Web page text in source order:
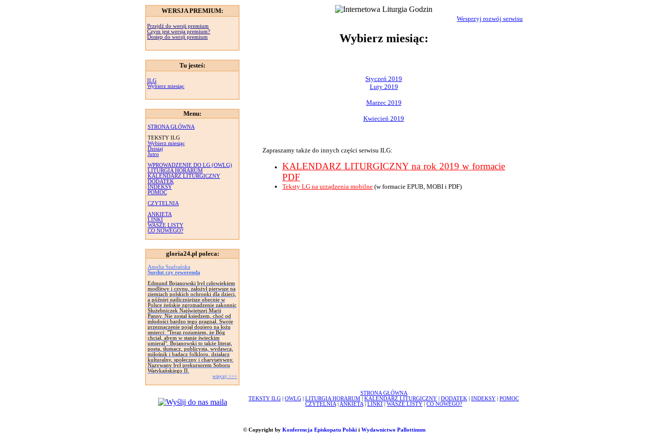
WERSJA PREMIUM:
Przejdź do wersji premium
Czym jest wersja premium?
Dostęp do wersji premium
Tu jesteś:
ILG
Wybierz miesiąc
Menu:
STRONA GŁÓWNA
TEKSTY ILG
Wybierz miesiąc
Dzisiaj
Jutro
WPROWADZENIE DO LG (OWLG)
LITURGIA HORARUM
KALENDARZ LITURGICZNY
DODATEK
INDEKSY
POMOC
CZYTELNIA
ANKIETA
LINKI
WASZE LISTY
CO NOWEGO?
gloria24.pl poleca:
Amelia Szafrańska
Surdut czy rewerenda
Edmund Bojanowski był człowiekiem
modlitwy i czynu, założył pierwsze na
ziemiach polskich ochronki dla dzieci,
a później najliczniejsze obecnie w
Polsce żeńskie zgromadzenie zakonnic
Służebniczek Najświętszej Marii
Panny. Nie został księdzem, choć od
młodości bardzo tego pragnął. Swoje
przeznaczenie pojął dopiero na łożu
smierci: "Teraz rozumiem, że Bóg
chciał, abym w stanie świeckim
umierał". Bojanowski to także literat,
poeta, tłumacz, publicysta, wydawca,
miłośnik i badacz folkloru, działacz
kulturalny, społeczny i charytatywny.
Nazywany był prekursorem Soboru
Watykańskiego II.
więcej >>>
Wesprzyj rozwój serwisu
Wybierz miesiąc:
Styczeń 2019
Luty 2019
Marzec 2019
Kwiecień 2019
Zapraszamy także do innych części serwisu ILG:
KALENDARZ LITURGICZNY na rok 2019 w formacie
PDF
Teksty LG na urządzenia mobilne (w formacie EPUB, MOBI i PDF)
STRONA GŁÓWNA
TEKSTY ILG
OWLG LITURGIA HORARUM KALENDARZ LITURGICZNY DODATEK INDEKSY
POMOC
CZYTELNIA
ANKIETA LINKI WASZE LISTY CO NOWEGO?
© Copyright by Konferencja Episkopatu Polskii Wydawnictwo Pallottinum